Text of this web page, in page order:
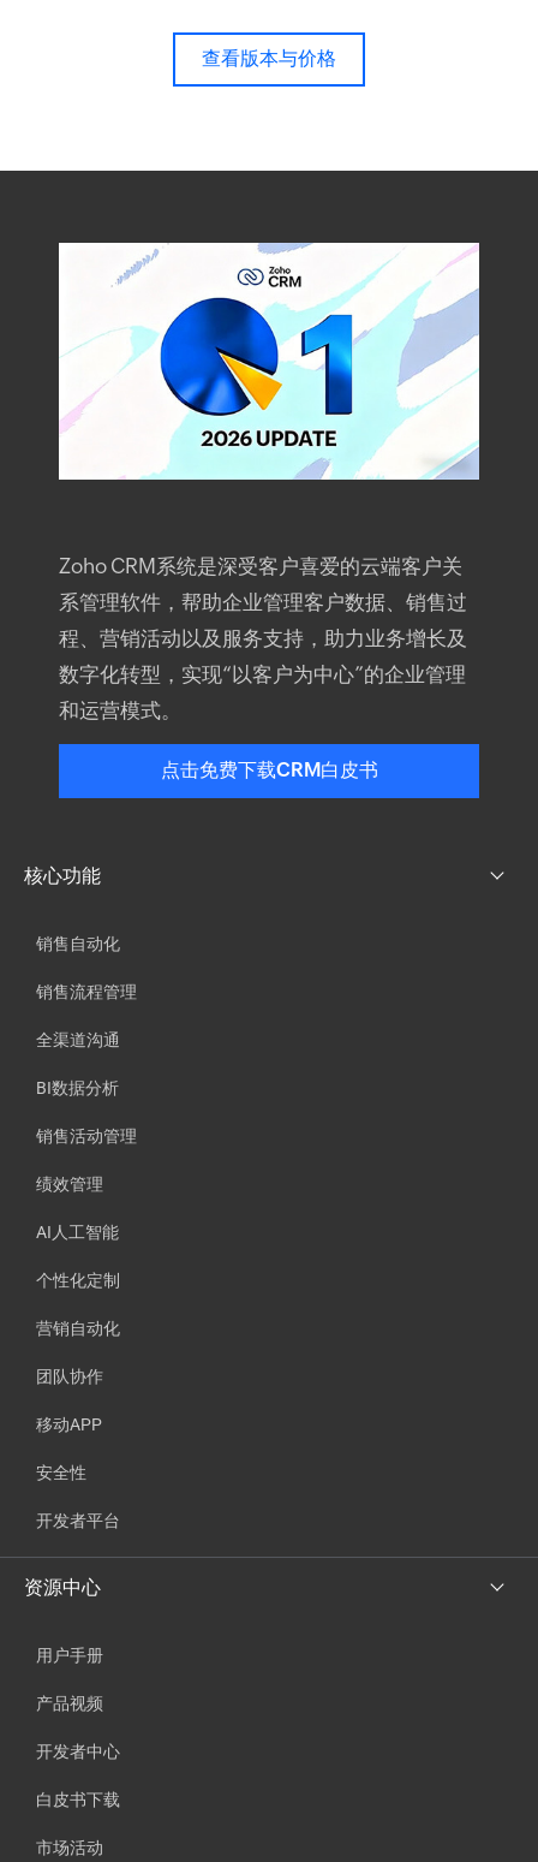
查看版本与价格
Zoho CRM系统是深受客户喜爱的云端客户关
系管理软件 ，帮助企业管理客户数据、销售过
程、营销活动以及服务支持，助力业务增长及
数字化转型，实现“以客户为中心”的企业管理
和运营模式。
点击免费下载CRM白皮书
核心功能
销售自动化
销售流程管理
全渠道沟通
BI数据分析
销售活动管理
绩效管理
AI人工智能
个性化定制
营销自动化
团队协作
移动APP
安全性
开发者平台
资源中心
用户手册
产品视频
开发者中心
白皮书下载
市场活动